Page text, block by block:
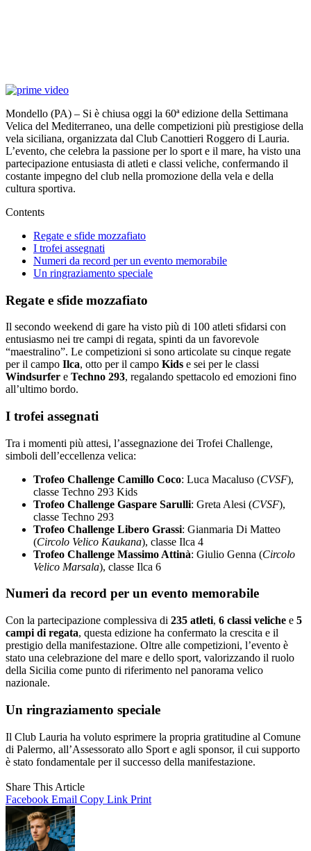
Mondello (PA) – Si è chiusa oggi la 60ª edizione della Settimana
Velica del Mediterraneo, una delle competizioni più prestigiose della
vela siciliana, organizzata dal Club Canottieri Roggero di Lauria.
L’evento, che celebra la passione per lo sport e il mare, ha visto una
partecipazione entusiasta di atleti e classi veliche, confermando il
costante impegno del club nella promozione della vela e della
cultura sportiva.
Contents
Regate e sfide mozzafiato
I trofei assegnati
Numeri da record per un evento memorabile
Un ringraziamento speciale
Regate e sfide mozzafiato
Il secondo weekend di gare ha visto più di 100 atleti sfidarsi con
entusiasmo nei tre campi di regata, spinti da un favorevole
“maestralino”. Le competizioni si sono articolate su cinque regate
per il campo Ilca, otto per il campo Kids e sei per le classi
Windsurfer e Techno 293, regalando spettacolo ed emozioni fino
all’ultimo bordo.
I trofei assegnati
Tra i momenti più attesi, l’assegnazione dei Trofei Challenge,
simboli dell’eccellenza velica:
Trofeo Challenge Camillo Coco: Luca Macaluso (CVSF),
classe Techno 293 Kids
Trofeo Challenge Gaspare Sarulli: Greta Alesi (CVSF),
classe Techno 293
Trofeo Challenge Libero Grassi: Gianmaria Di Matteo
(Circolo Velico Kaukana), classe Ilca 4
Trofeo Challenge Massimo Attinà: Giulio Genna (Circolo
Velico Marsala), classe Ilca 6
Numeri da record per un evento memorabile
Con la partecipazione complessiva di 235 atleti, 6 classi veliche e 5
campi di regata, questa edizione ha confermato la crescita e il
prestigio della manifestazione. Oltre alle competizioni, l’evento è
stato una celebrazione del mare e dello sport, valorizzando il ruolo
della Sicilia come punto di riferimento nel panorama velico
nazionale.
Un ringraziamento speciale
Il Club Lauria ha voluto esprimere la propria gratitudine al Comune
di Palermo, all’Assessorato allo Sport e agli sponsor, il cui supporto
è stato fondamentale per il successo della manifestazione.
Share This Article
Facebook Email Copy Link Print